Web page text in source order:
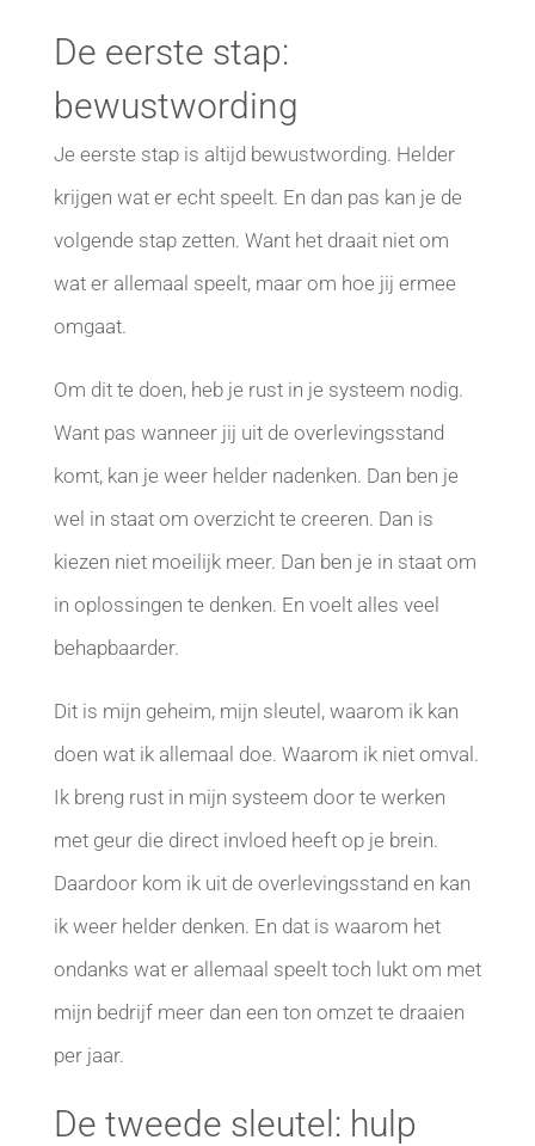
De eerste stap:
bewustwording
Je eerste stap is altijd bewustwording. Helder
krijgen wat er echt speelt. En dan pas kan je de
volgende stap zetten. Want het draait niet om
wat er allemaal speelt, maar om hoe jij ermee
omgaat.
Om dit te doen, heb je rust in je systeem nodig.
Want pas wanneer jij uit de overlevingsstand
komt, kan je weer helder nadenken. Dan ben je
wel in staat om overzicht te creeren. Dan is
kiezen niet moeilijk meer. Dan ben je in staat om
in oplossingen te denken. En voelt alles veel
behapbaarder.
Dit is mijn geheim, mijn sleutel, waarom ik kan
doen wat ik allemaal doe. Waarom ik niet omval.
Ik breng rust in mijn systeem door te werken
met geur die direct invloed heeft op je brein.
Daardoor kom ik uit de overlevingsstand en kan
ik weer helder denken. En dat is waarom het
ondanks wat er allemaal speelt toch lukt om met
mijn bedrijf meer dan een ton omzet te draaien
per jaar.
De tweede sleutel: hulp